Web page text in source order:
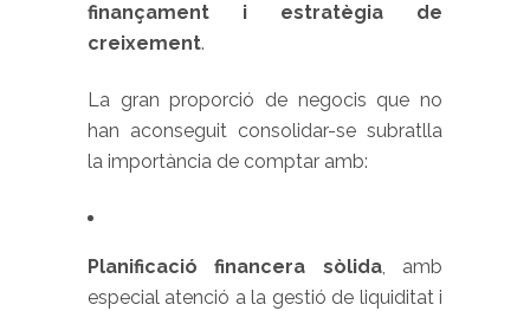
finançament i estratègia de
creixement.
La gran proporció de negocis que no
han aconseguit consolidar-se subratlla
la importància de comptar amb:
Planificació financera sòlida, amb
especial atenció a la gestió de liquiditat i